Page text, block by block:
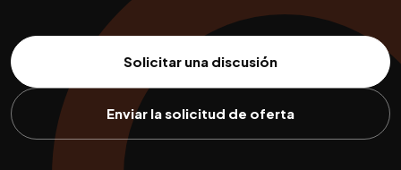
Solicitar una discusión
Enviar la solicitud de oferta